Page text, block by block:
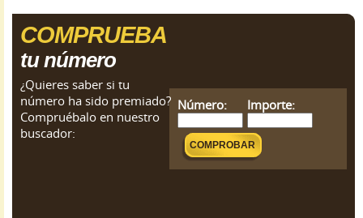
COMPRUEBA
tu número
¿Quieres saber si tu
número ha sido premiado?
Compruébalo en nuestro
buscador:
Número: Importe: